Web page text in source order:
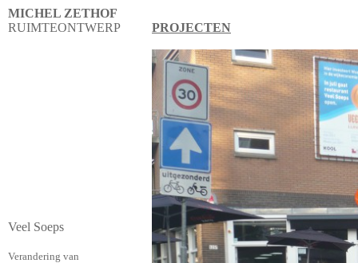
MICHEL ZETHOF
RUIMTEONTWERP
PROJECTEN
Veel Soeps
Verandering van